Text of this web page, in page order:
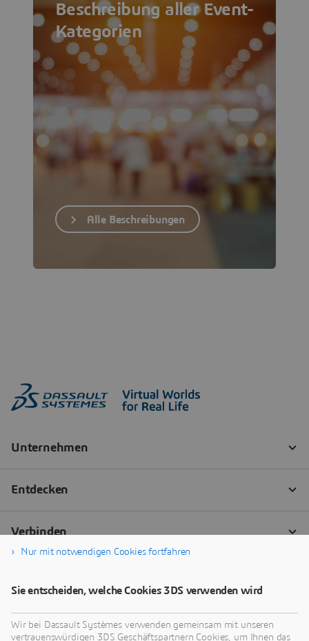
Beschreibung aller Event-
Kategorien
Alle Beschreibungen
Nur mit notwendigen Cookies fortfahren
Sie entscheiden, welche Cookies 3DS verwenden wird
Wir bei Dassault Systèmes verwenden gemeinsam mit unseren
vertrauenswürdigen 3DS Geschäftspartnern Cookies, um Ihnen das